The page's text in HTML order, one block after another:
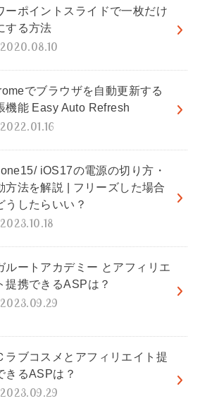
ーポイントスライドで一枚だけ
する方法
2020.08.10
でブラウザを自動更新する
機能 Easy Auto Refresh
2022.01.16
iOS17の電源の切り方・
方法を解説 | フリーズした場合
うしたらいい？
2023.10.18
ルートアカデミー とアフィリエ
提携できるASPは？
2023.09.29
ラブコスメとアフィリエイト提
きるASPは？
2023.09.29